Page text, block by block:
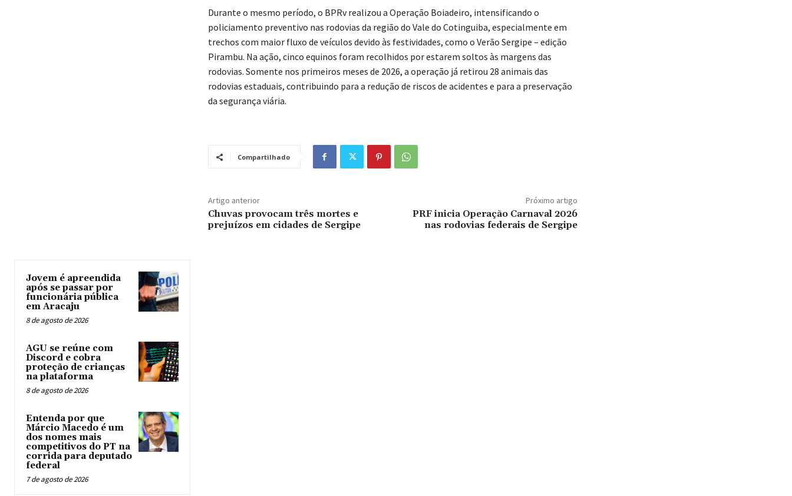
Durante o mesmo período, o BPRv realizou a Operação Boiadeiro, intensificando o
policiamento preventivo nas rodovias da região do Vale do Cotinguiba, especialmente em
trechos com maior fluxo de veículos devido às festividades, como o Verão Sergipe – edição
Pirambu. Na ação, cinco equinos foram recolhidos por estarem soltos às margens das
rodovias. Somente nos primeiros meses de 2026, a operação já retirou 28 animais das
rodovias estaduais, contribuindo para a redução de riscos de acidentes e para a preservação
da segurança viária.
Compartilhado
Artigo anterior
Chuvas provocam três mortes e
prejuízos em cidades de Sergipe
Próximo artigo
PRF inicia Operação Carnaval 2026
nas rodovias federais de Sergipe
Jovem é apreendida
após se passar por
funcionária pública
em Aracaju
8 de agosto de 2026
AGU se reúne com
Discord e cobra
proteção de crianças
na plataforma
8 de agosto de 2026
Entenda por que
Márcio Macedo é um
dos nomes mais
competitivos do PT na
corrida para deputado
federal
7 de agosto de 2026